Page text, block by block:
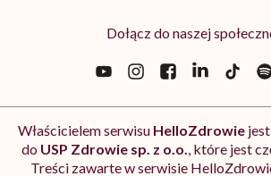
Dołącz do naszej
Właścicielem serwisu HelloZdrowiejest
do USP Zdrowie sp. z o.o. , które jest
Treści zawarte w serwisie